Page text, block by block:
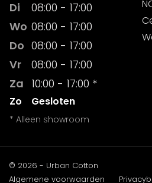
Di
08:00 - 17:00
Wo 08:00 - 17:00
Do 08:00 - 17:00
Vr
08:00 - 17:00
Za 10:00 - 17:00 *
Zo Gesloten
* Alleen showroom
© 2026 - Urban Cotton
Algemene voorwaarden